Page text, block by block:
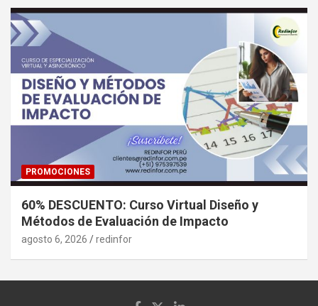
PROMOCIONES
60% DESCUENTO: Curso Virtual Diseño y
Métodos de Evaluación de Impacto
agosto 6, 2026 redinfor